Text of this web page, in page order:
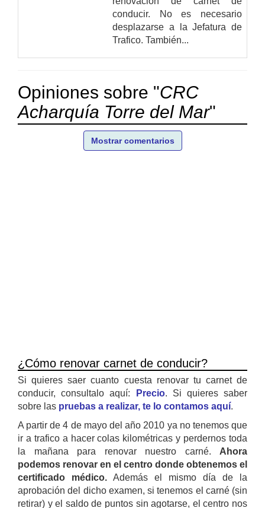
conducir. No es necesario
desplazarse a la Jefatura de
Trafico. También...
Opiniones sobre "CRC
Acharquía Torre del Mar"
Mostrar comentarios
¿Cómo renovar carnet de conducir?
Si quieres saer cuanto cuesta renovar tu carnet de
conducir, consultalo aquí:
Precio. Si quieres saber
sobre las pruebas a realizar, te lo contamos aquí.
A partir de 4 de mayo del año 2010 ya no tenemos que
ir a trafico a hacer colas kilométricas y perdernos toda
la mañana para renovar nuestro carné. Ahora
podemos renovar en el centro donde obtenemos el
certificado médico. Además el mismo día de la
aprobación del dicho examen, si tenemos el carné (sin
retirar) y el saldo de puntos sin agotarse, el centro nos